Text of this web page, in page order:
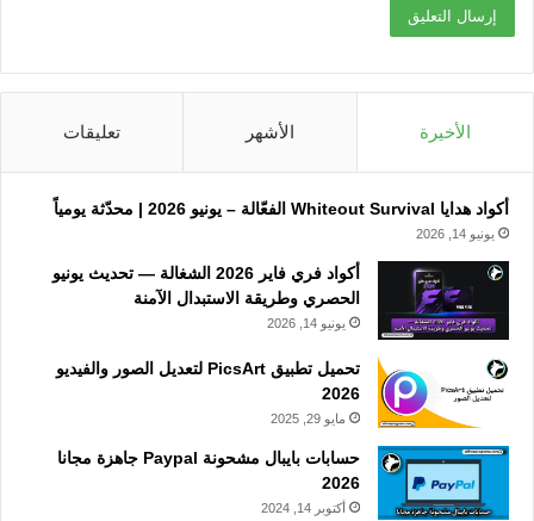
الأخيرة الأشهر تعليقات
أكواد هدايا Whiteout Survival الفعّالة – يونيو 2026 | محدّثة يومياً
يونيو 14, 2026
أكواد فري فاير 2026 الشغالة — تحديث يونيو
الحصري وطريقة الاستبدال الآمنة
يونيو 14, 2026
تحميل تطبيق PicsArt لتعديل الصور والفيديو
2026
مايو 29, 2025
حسابات بايبال مشحونة Paypal جاهزة مجانا
2026
أكتوبر 14, 2024